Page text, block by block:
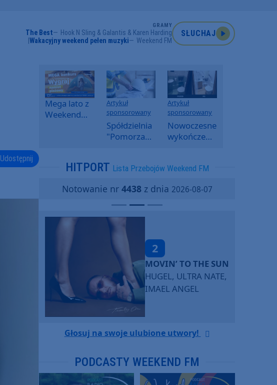
GRAMY
The Best
Hook N Sling & Galantis & Karen Harding
Wakacyjny weekend pełen muzyki
Weekend FM
SŁUCHAJ
Udostępnij
Mega lato z
Weekend
Artykuł
sponsorowany
Spółdzielnia
"Pomorzanka"
informuje o
i ofertach
najmu
Artykuł
sponsorowany
Nowoczesne
wykończenia
SPC, WPC i
kamienny
HITPORT Lista Przebojów Weekend FM
Notowanie nr 4438z dnia 2026-08-07
2
MOVIN’ TO THE SUN
HUGEL, ULTRA NATE,
IMAEL ANGEL
Głosuj na swoje ulubione utwory!
PODCASTY WEEKEND FM